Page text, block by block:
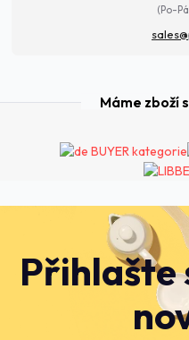
(Po-
Přihlašte
Máme zboží